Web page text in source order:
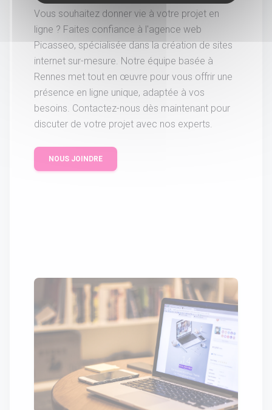
Vous souhaitez donner vie à votre projet en
ligne ? Faites confiance à l'agence web
Picasseo, spécialisée dans la création de sites
internet sur-mesure. Notre équipe basée à
Rennes met tout en œuvre pour vous offrir une
présence en ligne unique, adaptée à vos
besoins. Contactez-nous dès maintenant pour
discuter de votre projet avec nos experts.
NOUS JOINDRE